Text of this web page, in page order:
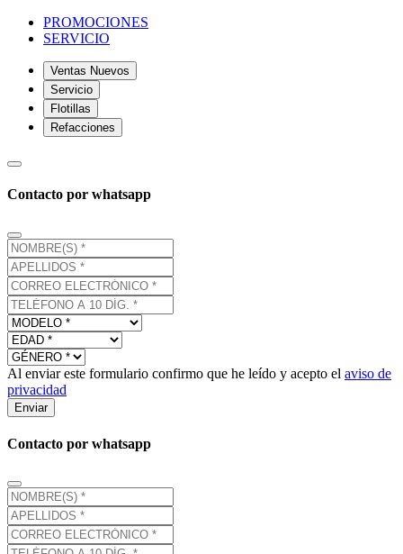
PROMOCIONES
SERVICIO
Ventas Nuevos
Servicio
Flotillas
Refacciones
Contacto por whatsapp
Al enviar este formulario confirmo que he leído y acepto el aviso de
privacidad
Enviar
Contacto por whatsapp